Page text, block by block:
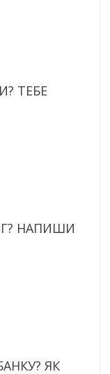
ТЕБЕ
НАПИШИ
ЯК